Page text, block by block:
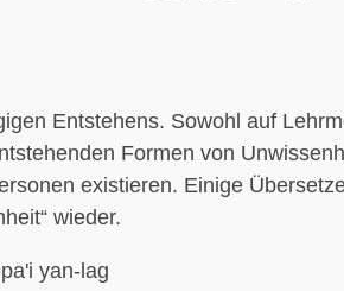
Entstehens. Sowohl auf
Formen von
existieren. Einige
wieder.
yan-lag